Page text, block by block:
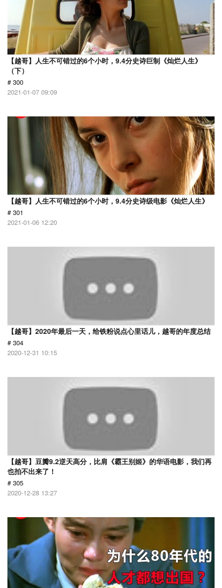
【越哥】人生不可错过的6个小时，9.4分史诗巨制《灿烂人生》
（下）
# 300
2021-01-07 09:09
【越哥】人生不可错过的6个小时，9.4分史诗级电影《灿烂人生》
# 301
2021-01-06 12:20
【越哥】2020年最后一天，给铁粉说点心里话儿，越哥的年度总结
# 304
2020-12-31 10:15
【越哥】豆瓣9.2逆天高分，比肩《霸王别姬》的华语电影，我们再
也拍不出来了！
# 305
2020-12-28 13:27